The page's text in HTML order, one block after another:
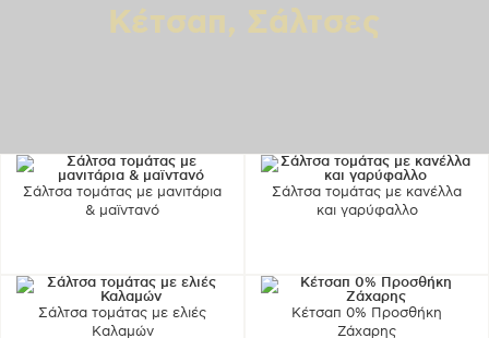
Κέτσαπ, Σάλτσες
Σάλτσα τομάτας με μανιτάρια
& μαϊντανό
Σάλτσα τομάτας με κανέλλα
και γαρύφαλλο
Σάλτσα τομάτας με ελιές
Καλαμών
Κέτσαπ 0% Προσθήκη
Ζάχαρης